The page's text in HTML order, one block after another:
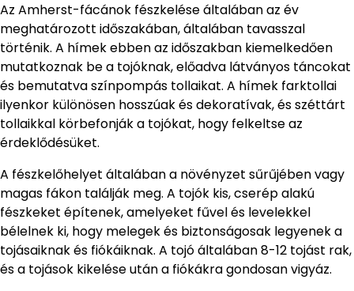
Az Amherst-fácánok fészkelése általában az év
meghatározott időszakában, általában tavasszal
történik. A hímek ebben az időszakban kiemelkedően
mutatkoznak be a tojóknak, előadva látványos táncokat
és bemutatva színpompás tollaikat. A hímek farktollai
ilyenkor különösen hosszúak és dekoratívak, és széttárt
tollaikkal körbefonják a tojókat, hogy felkeltse az
érdeklődésüket.
A fészkelőhelyet általában a növényzet sűrűjében vagy
magas fákon találják meg. A tojók kis, cserép alakú
fészkeket építenek, amelyeket fűvel és levelekkel
bélelnek ki, hogy melegek és biztonságosak legyenek a
tojásaiknak és fiókáiknak. A tojó általában 8-12 tojást rak,
és a tojások kikelése után a fiókákra gondosan vigyáz.